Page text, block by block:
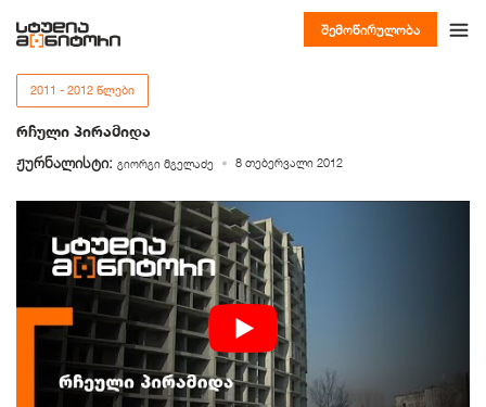
შემოწირულობა
2011 - 2012 ᲬᲚᲔᲑᲘ
რჩული პირამიდა
ჟურნალისტი: გიორგი მგელაძე 8 თებერვალი 2012